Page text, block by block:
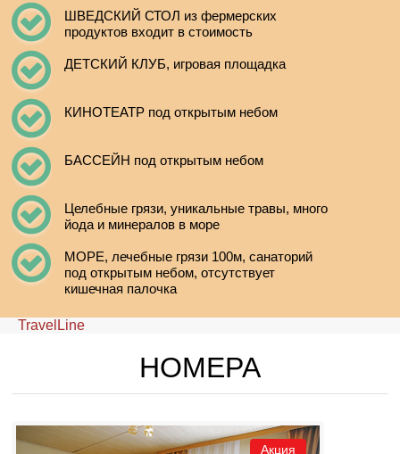
ШВЕДСКИЙ СТОЛ из фермерских
продуктов входит в стоимость
ДЕТСКИЙ КЛУБ, игровая площадка
КИНОТЕАТР под открытым небом
БАССЕЙН под открытым небом
Целебные грязи, уникальные травы, много
йода и минералов в море
МОРЕ, лечебные грязи 100м, санаторий
под открытым небом, отсутствует
кишечная палочка
TravelLine
НОМЕРА
Акция